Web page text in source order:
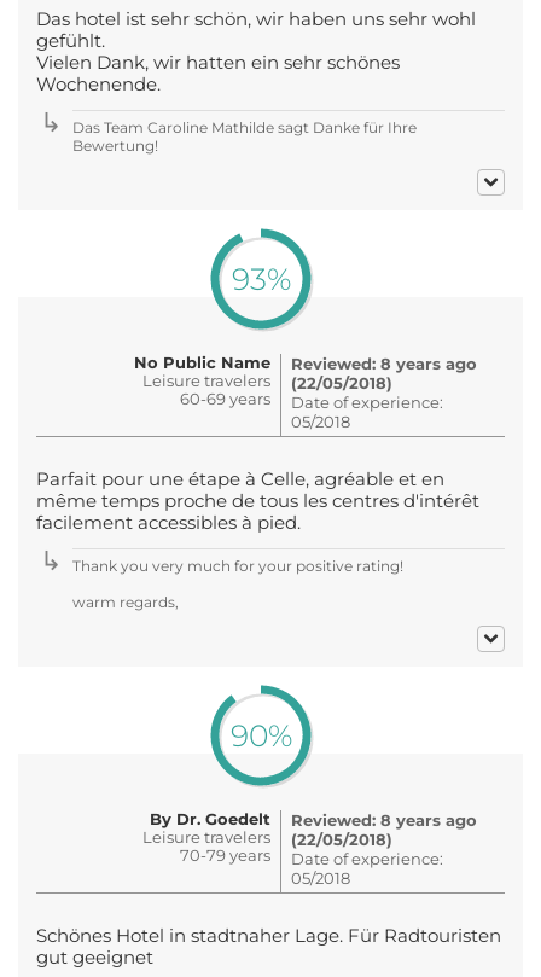
Das hotel ist sehr schön, wir haben uns sehr wohl
gefühlt.
Vielen Dank, wir hatten ein sehr schönes
Wochenende.
Das Team Caroline Mathilde sagt Danke für Ihre
Bewertung!
93%
No Public Name
Leisure travelers
60-69 years
Reviewed: 8 years ago
(22/05/2018)
Date of experience:
05/2018
Parfait pour une étape à Celle, agréable et en
même temps proche de tous les centres d'intérêt
facilement accessibles à pied.
Thank you very much for your positive rating!
warm regards,
90%
By Dr. Goedelt
Leisure travelers
70-79 years
Reviewed: 8 years ago
(22/05/2018)
Date of experience:
05/2018
Schönes Hotel in stadtnaher Lage. Für Radtouristen
gut geeignet